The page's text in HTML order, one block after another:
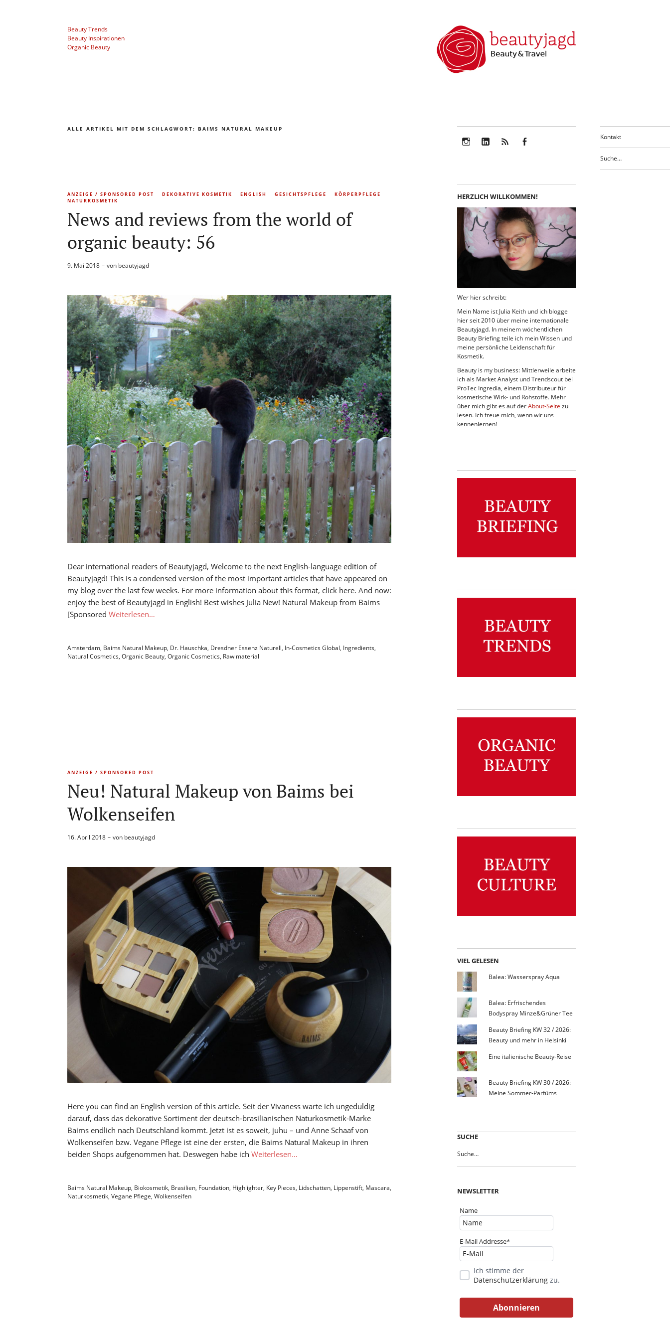
Kontakt
Beauty Trends
Beauty Inspirationen
Organic Beauty
ALLE ARTIKEL MIT DEM SCHLAGWORT: BAIMS NATURAL MAKEUP
ANZEIGE / SPONSORED POST DEKORATIVE KOSMETIK ENGLISH GESICHTSPFLEGE
KÖRPERPFLEGE
NATURKOSMETIK
News and reviews from the world of
organic beauty: 56
9. Mai 2018 von beautyjagd
Dear international readers of Beautyjagd, Welcome to the next English-language edition of
Beautyjagd! This is a condensed version of the most important articles that have appeared on
my blog over the last few weeks. For more information about this format, click here. And now:
enjoy the best of Beautyjagd in English! Best wishes Julia New! Natural Makeup from Baims
[Sponsored Weiterlesen…
Amsterdam, Baims Natural Makeup, Dr. Hauschka, Dresdner Essenz Naturell, In-Cosmetics Global, Ingredients,
Natural Cosmetics, Organic Beauty, Organic Cosmetics, Raw material
ANZEIGE / SPONSORED POST
Neu! Natural Makeup von Baims bei
Wolkenseifen
16. April 2018 von beautyjagd
Here you can find an English version of this article. Seit der Vivaness warte ich ungeduldig
darauf, dass das dekorative Sortiment der deutsch-brasilianischen Naturkosmetik-Marke
Baims endlich nach Deutschland kommt. Jetzt ist es soweit, juhu – und Anne Schaaf von
Wolkenseifen bzw. Vegane Pflege ist eine der ersten, die Baims Natural Makeup in ihren
beiden Shops aufgenommen hat. Deswegen habe ich Weiterlesen…
Baims Natural Makeup, Biokosmetik, Brasilien, Foundation, Highlighter, Key Pieces, Lidschatten, Lippenstift, Mascara,
Naturkosmetik, Vegane Pflege, Wolkenseifen
HERZLICH WILLKOMMEN!
Wer hier schreibt:
Mein Name ist Julia Keith und ich blogge
hier seit 2010 über meine internationale
Beautyjagd. In meinem wöchentlichen
Beauty Briefing teile ich mein Wissen und
meine persönliche Leidenschaft für
Kosmetik.
Beauty is my business: Mittlerweile arbeite
ich als Market Analyst und Trendscout bei
ProTec Ingredia, einem Distributeur für
kosmetische Wirk- und Rohstoffe. Mehr
über mich gibt es auf derAbout-Seite zu
lesen. Ich freue mich, wenn wir uns
kennenlernen!
VIEL GELESEN
Balea: Wasserspray Aqua
Balea: Erfrischendes
Bodyspray Minze&Grüner Tee
Beauty Briefing KW 32 / 2026:
Beauty und mehr in Helsinki
Eine italienische Beauty-Reise
Beauty Briefing KW 30 / 2026:
Meine Sommer-Parfüms
SUCHE
NEWSLETTER
Name
E-Mail Addresse*
Ich stimme der
Datenschutzerklärung zu.